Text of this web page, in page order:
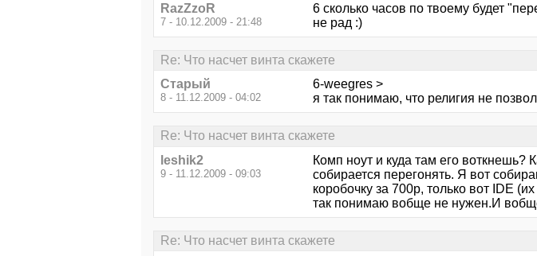
RazZzoR
7 - 10.12.2009 - 21:48
6 сколько часов по твоему будет
не рад :)
Re: Что насчет винта скажете
Старый
8 - 11.12.2009 - 04:02
6-weegres >
я так понимаю, что религия не
Re: Что насчет винта скажете
leshik2
9 - 11.12.2009 - 09:03
Комп ноут и куда там его воткнешь?
собирается перегонять. Я вот
коробочку за 700р, только вот IDE
так понимаю вобще не нужен.И
Re: Что насчет винта скажете